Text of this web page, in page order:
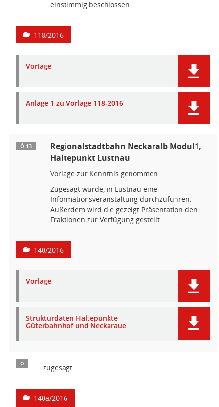
einstimmig beschlossen
118/2016
Vorlage
Anlage 1 zu Vorlage 118-2016
Ö 13
Regionalstadtbahn Neckaralb Modul1,
Haltepunkt Lustnau
Vorlage zur Kenntnis genommen
Zugesagt wurde, in Lustnau eine
Informationsveranstaltung durchzuführen.
Außerdem wird die gezeigt Präsentation den
Fraktionen zur Verfügung gestellt.
140/2016
Vorlage
Strukturdaten Haltepunkte
Güterbahnhof und Neckaraue
Ö zugesagt
140a/2016